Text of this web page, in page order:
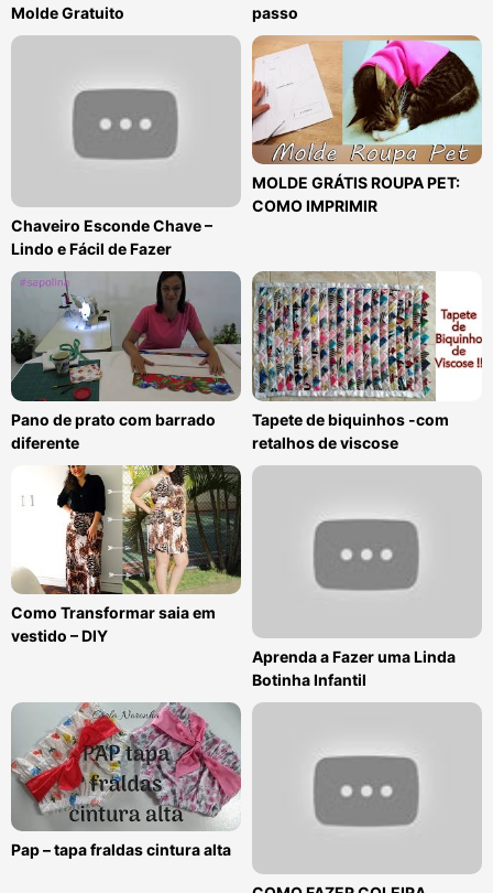
Molde Gratuito
passo
Chaveiro Esconde Chave –
Lindo e Fácil de Fazer
MOLDE GRÁTIS ROUPA PET:
COMO IMPRIMIR
Pano de prato com barrado
diferente
Tapete de biquinhos -com
retalhos de viscose
Como Transformar saia em
vestido – DIY
Aprenda a Fazer uma Linda
Botinha Infantil
Pap – tapa fraldas cintura alta